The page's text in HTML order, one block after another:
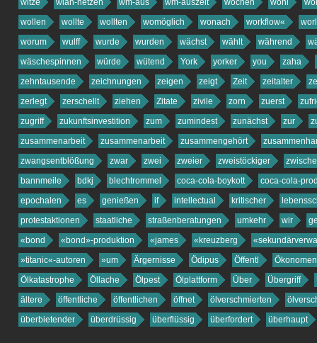
witze wlan-netzen wm-aus wm-auszeit wochen wohl
wollen
wollte wollten womöglich wonach workflow«
worum
wulff wurde wurden wächst wählt während
wäschespinnen
würde wütend York yorker you
zaha
zehntausende
zeichnungen zeigen zeigt Zeit zeitalter
zerlegt
zerschellt ziehen Zitate zivile zorn zuerst
zugriff
zukunftsinvestition zum zumindest zunächst zur
zusammenarbeit
zusammenarbeit zusammengehört
zwangsentblößung
zwar zwei zweier zweistöckiger
bannmeile
bdkj blechtrommel coca-cola-boykott
coca-cola-
epochalen
es genießen if intellectual kritischer
protestaktionen
staatliche straßenberatungen umkehr wir
«bond
«bond»-produktion «james «kreuzberg
»titanic«-autoren
»um Ärgernisse Ödipus Öffentl
Ökonomen
Ölkatastrophe
Öllache Ölpest Ölplattform Über Übergriff
ältere
öffentliche öffentlichen öffnet ölverschmierten
überbietender
überdrüssig überflüssig überfordert überhaupt